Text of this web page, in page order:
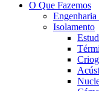
O Que Fazemos
Engenharia
Isolamento